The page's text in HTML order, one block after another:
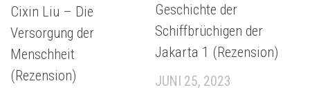
Cixin Liu – Die
Versorgung der
Menschheit
(Rezension)
Geschichte der
Schiffbrüchigen der
Jakarta 1 (Rezension)
JUNI 25, 2023